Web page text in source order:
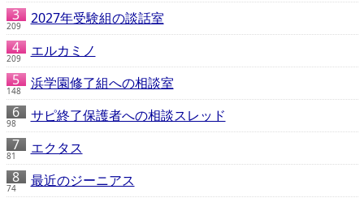
209 2027年受験組の談話室
209 エルカミノ
148 浜学園修了組への相談室
98 サピ終了保護者への相談スレッド
81 エクタス
74 最近のジーニアス